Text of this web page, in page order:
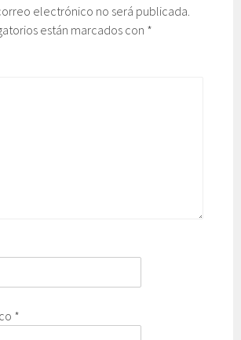
electrónico no será publicada.
están marcados con *
*